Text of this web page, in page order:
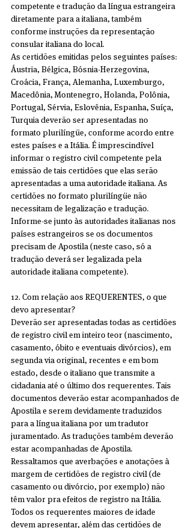
competente e tradução da língua estrangeira
diretamente para a italiana, também
conforme instruções da representação
consular italiana do local.
As certidões emitidas pelos seguintes países:
Áustria, Bélgica, Bósnia-Herzegovina,
Croácia, França, Alemanha, Luxemburgo,
Macedônia, Montenegro, Holanda, Polônia,
Portugal, Sérvia, Eslovênia, Espanha, Suíça,
Turquia deverão ser apresentadas no
formato plurilíngüe, conforme acordo entre
estes países e a Itália. É imprescindível
informar o registro civil competente pela
emissão de tais certidões que elas serão
apresentadas a uma autoridade italiana. As
certidões no formato plurilíngüe não
necessitam de legalização e tradução.
Informe-se junto às autoridades italianas nos
países estrangeiros se os documentos
precisam de Apostila (neste caso, só a
tradução deverá ser legalizada pela
autoridade italiana competente).
12. Com relação aos REQUERENTES, o que
devo apresentar?
Deverão ser apresentadas todas as certidões
de registro civil em inteiro teor (nascimento,
casamento, óbito e eventuais divórcios), em
segunda via original, recentes e em bom
estado, desde o italiano que transmite a
cidadania até o último dos requerentes. Tais
documentos deverão estar acompanhados de
Apostila e serem devidamente traduzidos
para a língua italiana por um tradutor
juramentado. As traduções também deverão
estar acompanhadas de Apostila.
Ressaltamos que averbações e anotações à
margem de certidões de registro civil (de
casamento ou divórcio, por exemplo) não
têm valor pra efeitos de registro na Itália.
Todos os requerentes maiores de idade
devem apresentar, além das certidões de